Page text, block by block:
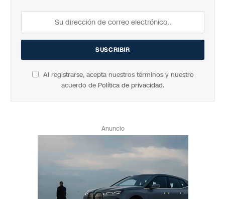
Al registrarse, acepta nuestros términos y nuestro
acuerdo de Política de privacidad.
Anuncio